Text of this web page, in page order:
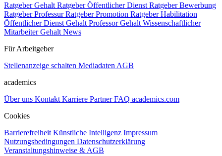
Ratgeber Gehalt Ratgeber Öffentlicher Dienst Ratgeber Bewerbung
Ratgeber ProfessurRatgeber Promotion Ratgeber Habilitation
Öffentlicher Dienst Gehalt Professor Gehalt Wissenschaftlicher
Mitarbeiter Gehalt News
Für Arbeitgeber
Stellenanzeige schalten Mediadaten AGB
academics
Über uns Kontakt Karriere PartnerFAQ academics.com
Cookies
Barrierefreiheit Künstliche Intelligenz Impressum
Nutzungsbedingungen Datenschutzerklärung
Veranstaltungshinweise & AGB